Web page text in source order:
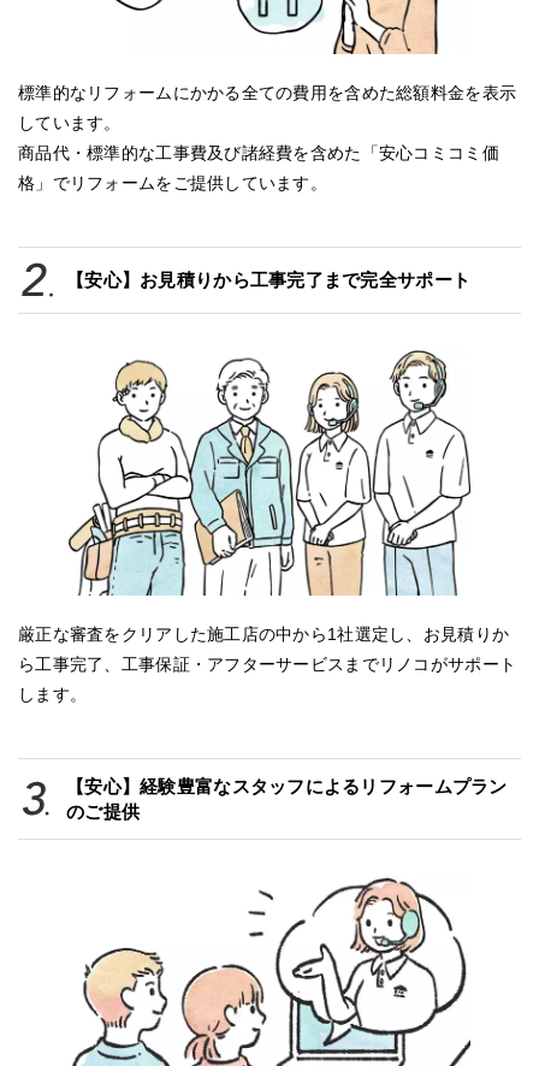
標準的なリフォームにかかる全ての費用を含めた総額料金を表示
しています。
商品代・標準的な工事費及び諸経費を含めた「安心コミコミ価
格」でリフォームをご提供しています。
【安心】お見積りから工事完了まで完全サポート
厳正な審査をクリアした施工店の中から1社選定し、お見積りか
ら工事完了、工事保証・アフターサービスまでリノコがサポート
します。
【安心】経験豊富なスタッフによるリフォームプラン
のご提供